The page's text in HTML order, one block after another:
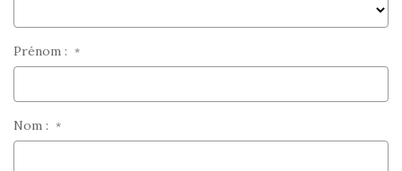
Prénom : *
Nom : *